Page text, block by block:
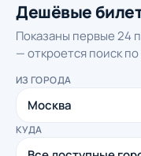
Дешёвые
Показаны первые 24
— откроется поиск
ИЗ ГОРОДА
КУДА